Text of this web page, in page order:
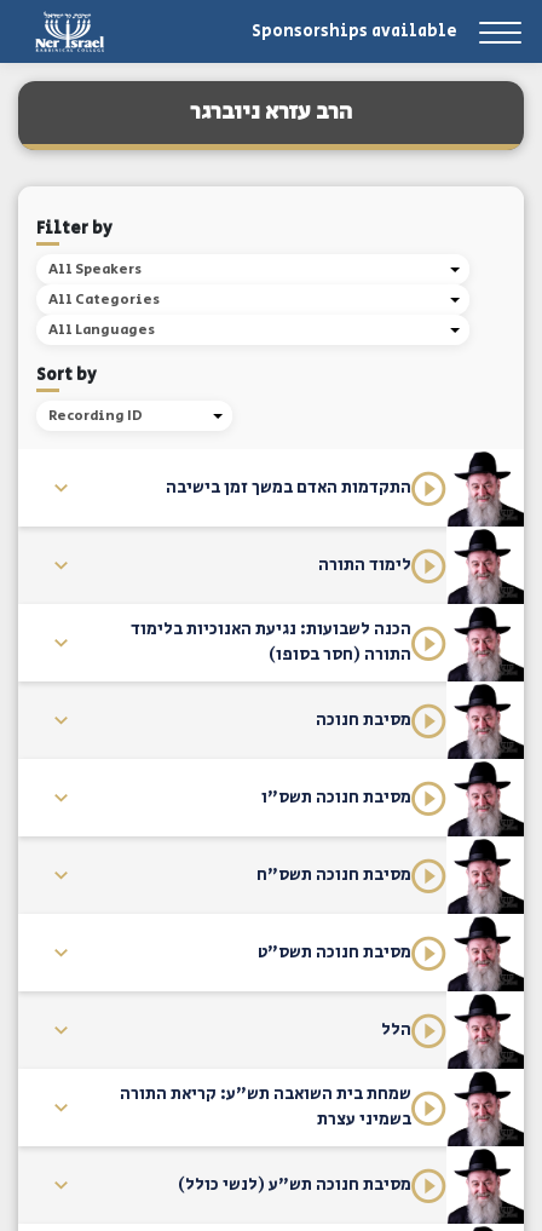
Sponsorships available
הרב עזרא ניוברגר
Filter by
All Speakers
All Categories
All Languages
Sort by
Recording ID
התקדמות האדם במשך זמן בישיבה
לימוד התורה
הכנה לשבועות: נגיעת האנוכיות בלימוד
התורה (חסר בסופו)
מסיבת חנוכה
מסיבת חנוכה תשס"ו
מסיבת חנוכה תשס"ח
מסיבת חנוכה תשס"ט
הלל
שמחת בית השואבה תש"ע: קריאת התורה
בשמיני עצרת
מסיבת חנוכה תש"ע (לנשי כולל)